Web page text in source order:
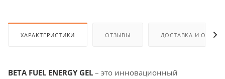
ХАРАКТЕРИСТИКИ ОТЗЫВЫ ДОСТАВКА И
BETA FUEL ENERGY GEL – это инновационный